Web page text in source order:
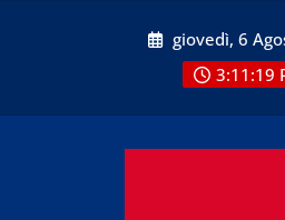
giovedì, 6
3:11:19